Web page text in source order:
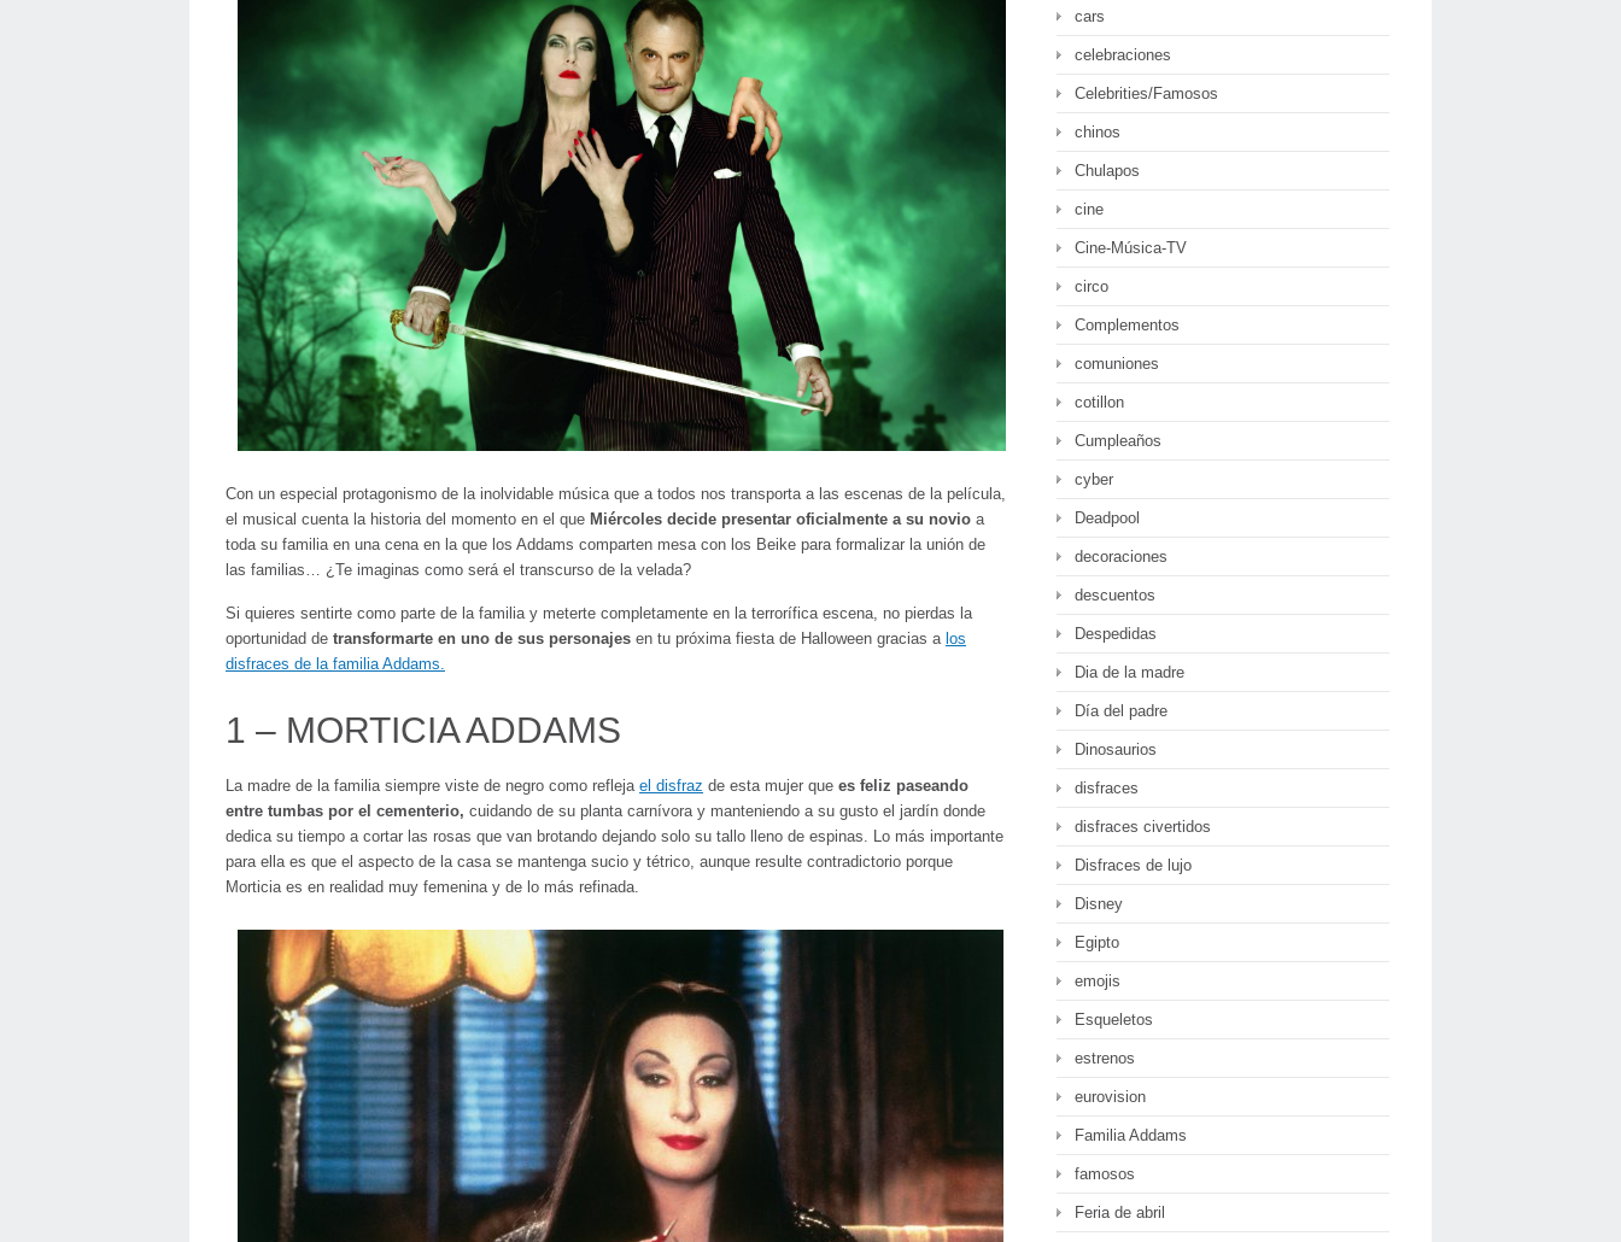
Con un especial protagonismo de la inolvidable música que a todos nos transporta a las escenas de la película,
el musical cuenta la historia del momento en el que Miércoles decide presentar oficialmente a su novio a
toda su familia en una cena en la que los Addams comparten mesa con los Beike para formalizar la unión de
las familias… ¿Te imaginas como será el transcurso de la velada?
Si quieres sentirte como parte de la familia y meterte completamente en la terrorífica escena, no pierdas la
oportunidad de transformarte en uno de sus personajes en tu próxima fiesta de Halloween gracias a los
disfraces de la familia Addams.
1 – MORTICIA ADDAMS
La madre de la familia siempre viste de negro como refleja el disfraz de esta mujer que es feliz paseando
entre tumbas por el cementerio, cuidando de su planta carnívora y manteniendo a su gusto el jardín donde
dedica su tiempo a cortar las rosas que van brotando dejando solo su tallo lleno de espinas. Lo más importante
para ella es que el aspecto de la casa se mantenga sucio y tétrico, aunque resulte contradictorio porque
Morticia es en realidad muy femenina y de lo más refinada.
cars
celebraciones
Celebrities/Famosos
chinos
Chulapos
cine
Cine-Música-TV
circo
Complementos
comuniones
cotillon
Cumpleaños
cyber
Deadpool
decoraciones
descuentos
Despedidas
Dia de la madre
Día del padre
Dinosaurios
disfraces
disfraces civertidos
Disfraces de lujo
Disney
Egipto
emojis
Esqueletos
estrenos
eurovision
Familia Addams
famosos
Feria de abril